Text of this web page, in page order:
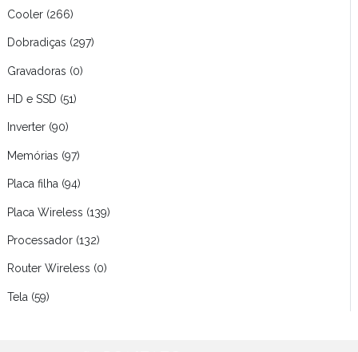
Cooler (266)
Dobradiças (297)
Gravadoras (0)
HD e SSD (51)
Inverter (90)
Memórias (97)
Placa filha (94)
Placa Wireless (139)
Processador (132)
Router Wireless (0)
Tela (59)